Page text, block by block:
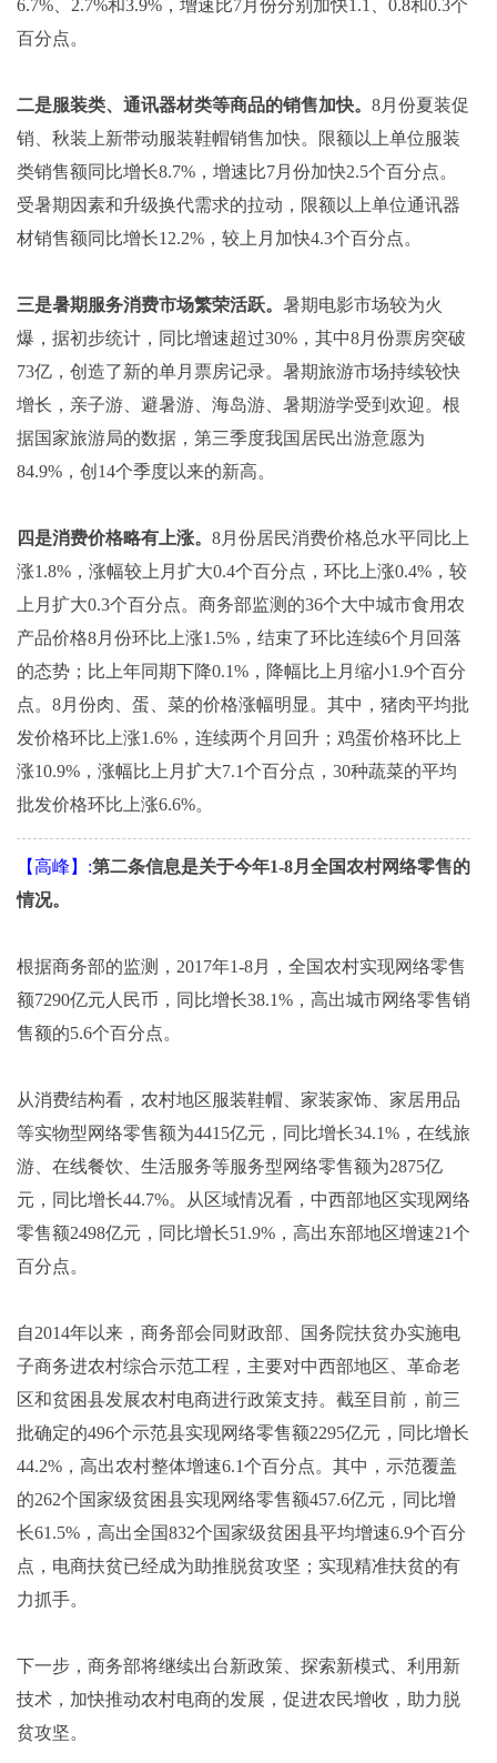
6.7%、2.7%和3.9%，增速比7月份分别加快1.1、0.8和0.3个
百分点。
二是服装类、通讯器材类等商品的销售加快。 8月份夏装促
销、秋装上新带动服装鞋帽销售加快。限额以上单位服装
类销售额同比增长8.7%，增速比7月份加快2.5个百分点。
受暑期因素和升级换代需求的拉动，限额以上单位通讯器
材销售额同比增长12.2%，较上月加快4.3个百分点。
三是暑期服务消费市场繁荣活跃。 暑期电影市场较为火
爆，据初步统计，同比增速超过30%，其中8月份票房突破
73亿，创造了新的单月票房记录。暑期旅游市场持续较快
增长，亲子游、避暑游、海岛游、暑期游学受到欢迎。根
据国家旅游局的数据，第三季度我国居民出游意愿为
84.9%，创14个季度以来的新高。
四是消费价格略有上涨。 8月份居民消费价格总水平同比上
涨1.8%，涨幅较上月扩大0.4个百分点，环比上涨0.4%，较
上月扩大0.3个百分点。商务部监测的36个大中城市食用农
产品价格8月份环比上涨1.5%，结束了环比连续6个月回落
的态势；比上年同期下降0.1%，降幅比上月缩小1.9个百分
点。8月份肉、蛋、菜的价格涨幅明显。其中，猪肉平均批
发价格环比上涨1.6%，连续两个月回升；鸡蛋价格环比上
涨10.9%，涨幅比上月扩大7.1个百分点，30种蔬菜的平均
批发价格环比上涨6.6%。
【高峰】:第二条信息是关于今年1-8月全国农村网络零售的
情况。
根据商务部的监测，2017年1-8月，全国农村实现网络零售
额7290亿元人民币，同比增长38.1%，高出城市网络零售销
售额的5.6个百分点。
从消费结构看，农村地区服装鞋帽、家装家饰、家居用品
等实物型网络零售额为4415亿元，同比增长34.1%，在线旅
游、在线餐饮、生活服务等服务型网络零售额为2875亿
元，同比增长44.7%。从区域情况看，中西部地区实现网络
零售额2498亿元，同比增长51.9%，高出东部地区增速21个
百分点。
自2014年以来，商务部会同财政部、国务院扶贫办实施电
子商务进农村综合示范工程，主要对中西部地区、革命老
区和贫困县发展农村电商进行政策支持。截至目前，前三
批确定的496个示范县实现网络零售额2295亿元，同比增长
44.2%，高出农村整体增速6.1个百分点。其中，示范覆盖
的262个国家级贫困县实现网络零售额457.6亿元，同比增
长61.5%，高出全国832个国家级贫困县平均增速6.9个百分
点，电商扶贫已经成为助推脱贫攻坚；实现精准扶贫的有
力抓手。
下一步，商务部将继续出台新政策、探索新模式、利用新
技术，加快推动农村电商的发展，促进农民增收，助力脱
贫攻坚。